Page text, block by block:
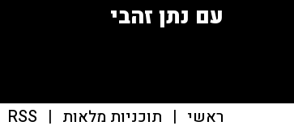
עם נתן זהבי
ראשי | תוכניות מלאות |
RSS